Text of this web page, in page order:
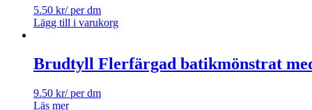
5.50 kr/ per dm
Lägg till i varukorg
Brudtyll Flerfärgad batikmönstrat
9.50 kr/ per dm
Läs mer